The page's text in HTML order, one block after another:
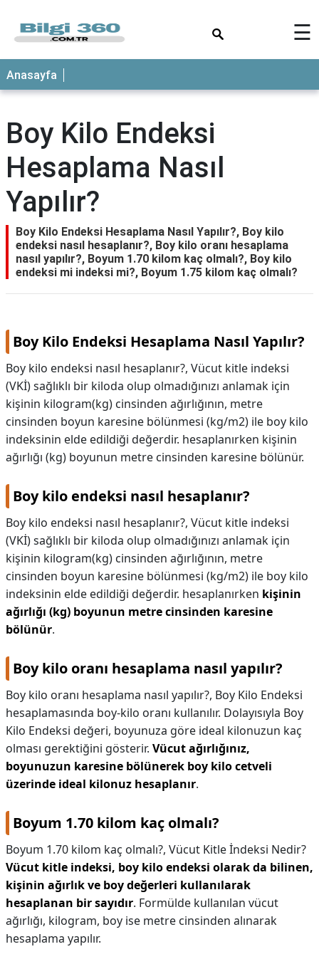
ANASAYFA
☰
Anasayfa
Boy Kilo Endeksi
Hesaplama Nasıl
Yapılır?
Boy Kilo Endeksi Hesaplama Nasıl Yapılır?, Boy kilo
endeksi nasıl hesaplanır?, Boy kilo oranı hesaplama
nasıl yapılır?, Boyum 1.70 kilom kaç olmalı?, Boy kilo
endeksi mi indeksi mi?, Boyum 1.75 kilom kaç olmalı?
Boy Kilo Endeksi Hesaplama Nasıl Yapılır?
Boy kilo endeksi nasıl hesaplanır?, Vücut kitle indeksi
(VKİ) sağlıklı bir kiloda olup olmadığınızı anlamak için
kişinin kilogram(kg) cinsinden ağırlığının, metre
cinsinden boyun karesine bölünmesi (kg/m2) ile boy kilo
indeksinin elde edildiği değerdir. hesaplanırken kişinin
ağırlığı (kg) boyunun metre cinsinden karesine bölünür.
Boy kilo endeksi nasıl hesaplanır?
Boy kilo endeksi nasıl hesaplanır?, Vücut kitle indeksi
(VKİ) sağlıklı bir kiloda olup olmadığınızı anlamak için
kişinin kilogram(kg) cinsinden ağırlığının, metre
cinsinden boyun karesine bölünmesi (kg/m2) ile boy kilo
indeksinin elde edildiği değerdir. hesaplanırken kişinin
ağırlığı (kg) boyunun metre cinsinden karesine
bölünür.
Boy kilo oranı hesaplama nasıl yapılır?
Boy kilo oranı hesaplama nasıl yapılır?, Boy Kilo Endeksi
hesaplamasında boy-kilo oranı kullanılır. Dolayısıyla Boy
Kilo Endeksi değeri, boyunuza göre ideal kilonuzun kaç
olması gerektiğini gösterir. Vücut ağırlığınız,
boyunuzun karesine bölünerek boy kilo cetveli
üzerinde ideal kilonuz hesaplanır.
Boyum 1.70 kilom kaç olmalı?
Boyum 1.70 kilom kaç olmalı?, Vücut Kitle İndeksi Nedir?
Vücut kitle indeksi, boy kilo endeksi olarak da bilinen,
kişinin ağırlık ve boy değerleri kullanılarak
hesaplanan bir sayıdır. Formülde kullanılan vücut
ağırlığı, kilogram, boy ise metre cinsinden alınarak
hesaplama yapılır.